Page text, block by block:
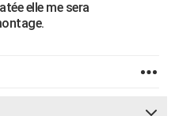
elle me sera